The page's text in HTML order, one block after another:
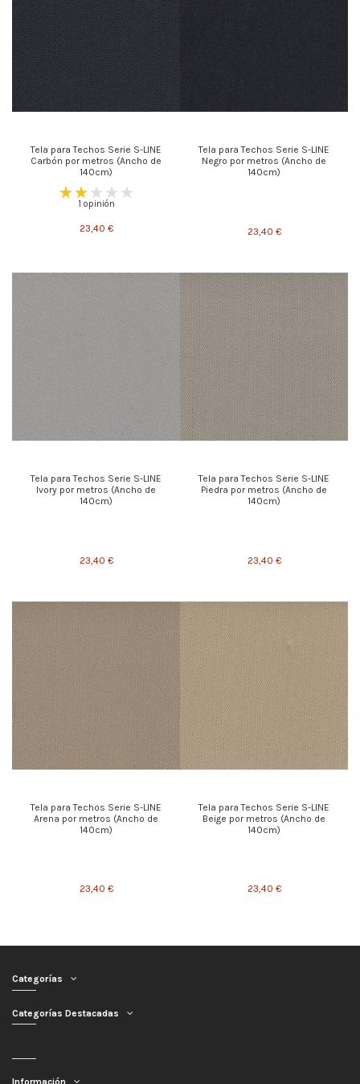
Tela para Techos Serie S-LINE
Carbón por metros (Ancho de
140cm)
1 opinión
23,40 €
Tela para Techos Serie S-LINE
Negro por metros (Ancho de
140cm)
23,40 €
Tela para Techos Serie S-LINE
Ivory por metros (Ancho de
140cm)
23,40 €
Tela para Techos Serie S-LINE
Piedra por metros (Ancho de
140cm)
23,40 €
Tela para Techos Serie S-LINE
Arena por metros (Ancho de
140cm)
23,40 €
Tela para Techos Serie S-LINE
Beige por metros (Ancho de
140cm)
23,40 €
Categorías
Categorías Destacadas